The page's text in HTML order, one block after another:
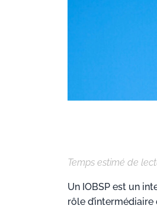
Temps estimé de
Un IOBSP est un
rôle